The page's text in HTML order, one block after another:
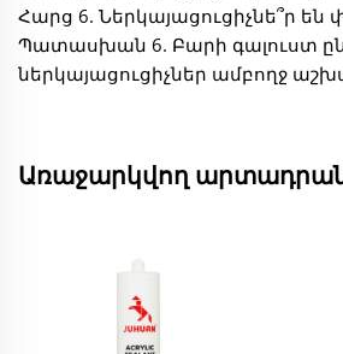
Հարց 6. Ներկայացուցիչնե՞ր են
Պատասխան 6. Բարի գալուստ
ներկայացուցիչներ ամբողջ
Առաջարկվող